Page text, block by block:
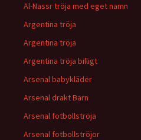
Al-Nassr tröja med eget namn
Argentina tröja
Argentina tröja
Argentina tröja billigt
Arsenal babykläder
Arsenal drakt Barn
Arsenal fotbollströja
Arsenal fotbollströjor